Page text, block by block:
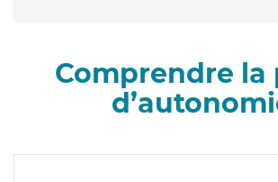
Comprendre la